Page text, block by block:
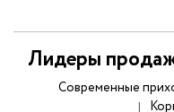
Лидеры
Современные